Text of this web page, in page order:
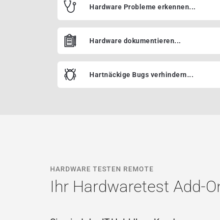
Hardware Probleme erkennen...
Hardware dokumentieren...
Hartnäckige Bugs verhindern...
HARDWARE TESTEN REMOTE
Ihr Hardwaretest Add-